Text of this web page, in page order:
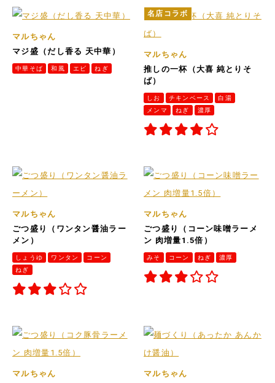
マルちゃん
マジ盛（だし香る 天中華）
中華そば 和風 エビ ねぎ
名店コラボ
マルちゃん
推しの一杯（大喜 純とりそ
ば）
しお チキンベース
白湯
メンマ
ねぎ 濃厚
マルちゃん
ごつ盛り（ワンタン醤油ラー
メン）
しょうゆ ワンタン
コーン
ねぎ
マルちゃん
ごつ盛り（コーン味噌ラーメ
ン 肉増量1.5倍）
みそ コーン ねぎ 濃厚
マルちゃん
マルちゃん